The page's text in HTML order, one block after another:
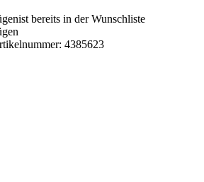
ist bereits in der Wunschliste
4385623